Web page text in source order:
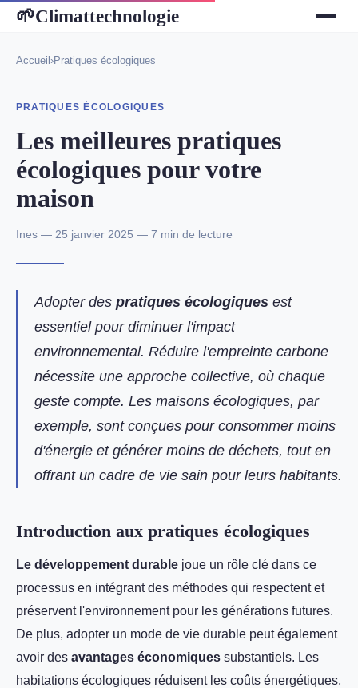
🌱Climattechnologie
Accueil ›Pratiques écologiques
PRATIQUES ÉCOLOGIQUES
Les meilleures pratiques
écologiques pour votre
maison
Ines — 25 janvier 2025 — 7 min de lecture
Adopter des pratiques écologiques est
essentiel pour diminuer l'impact
environnemental. Réduire l'empreinte carbone
nécessite une approche collective, où chaque
geste compte. Les maisons écologiques, par
exemple, sont conçues pour consommer moins
d'énergie et générer moins de déchets, tout en
offrant un cadre de vie sain pour leurs habitants.
Introduction aux pratiques écologiques
Le développement durable joue un rôle clé dans ce
processus en intégrant des méthodes qui respectent et
préservent l'environnement pour les générations futures.
De plus, adopter un mode de vie durable peut également
avoir des avantages économiques substantiels. Les
habitations écologiques réduisent les coûts énergétiques,